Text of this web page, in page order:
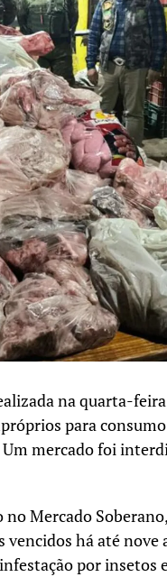
na quarta-
para
Um mercado foi
no Mercado
há até nove
por insetos